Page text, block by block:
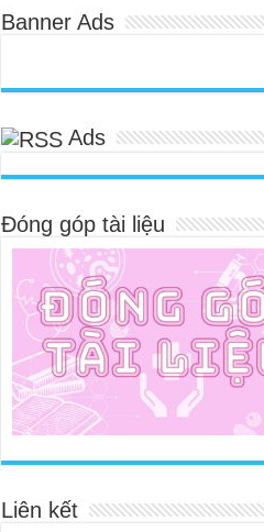
Banner Ads
Ads
Đóng góp tài liệu
Liên kết